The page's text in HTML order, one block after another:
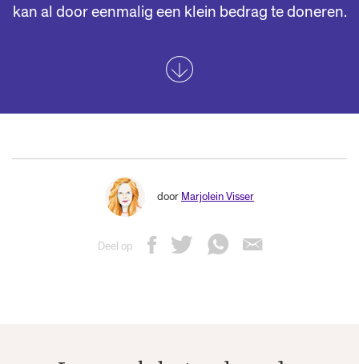
kan al door eenmalig een klein bedrag te doneren.
door Marjolein Visser
Deel op